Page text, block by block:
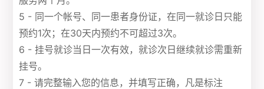
5 - 同一个帐号、同一患者身份证，在同一就诊日只能
预约1次；在30天内预约不可超过3次。
6 - 挂号就诊当日一次有效，就诊次日继续就诊需重新
挂号。
7 - 请完整输入您的信息，并填写正确，凡是标注